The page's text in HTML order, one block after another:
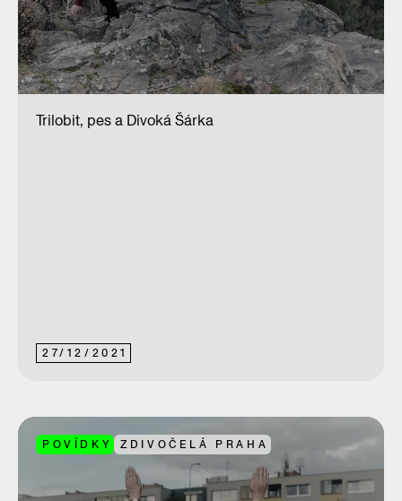
27/ 12/ 2021
Trilobit, pes a Divoká Šárka
POVÍDKY ZDIVOČELÁ PRAHA